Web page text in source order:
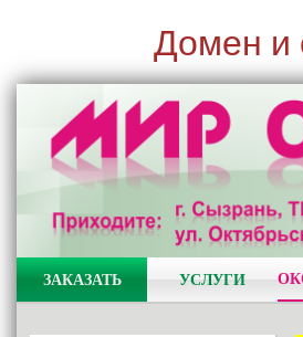
Домен и
ЗАКАЗАТЬ УСЛУГИ